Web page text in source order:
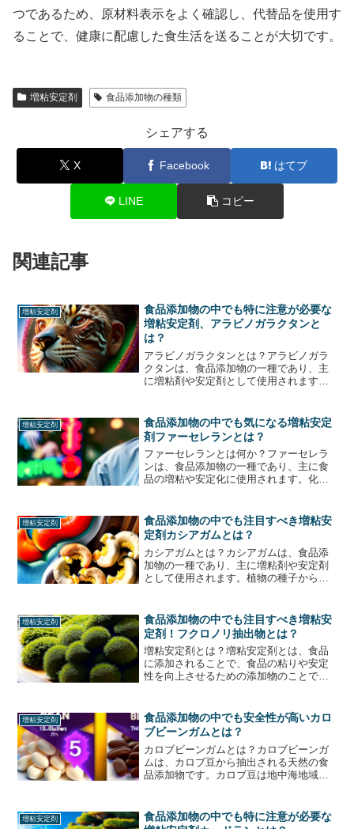
つであるため、原材料表示をよく確認し、代替品を使用す
ることで、健康に配慮した食生活を送ることが大切です。
増粘安定剤 食品添加物の種類
シェアする
X Facebook はてブ
LINE コピー
関連記事
増粘安定剤
食品添加物の中でも特に注意が必要な
増粘安定剤、アラビノガラクタンと
は？
アラビノガラクタンとは？アラビノガラ
クタンは、食品添加物の一種であり、主
に増粘剤や安定剤として使用されます。
や野菜に含まれています。アラビノガラ
クタンは、食品の質感や口...
増粘安定剤
食品添加物の中でも気になる増粘安定
剤ファーセレランとは？
ファーセレランとは何か？ファーセレラ
ンは、食品添加物の一種であり、主に食
品の増粘や安定化に使用されます。化学
物などから抽出されます。しかし、現在
市場で流通しているファー...
増粘安定剤
食品添加物の中でも注目すべき増粘安
定剤カシアガムとは？
カシアガムとは？カシアガムは、食品添
加物の一種であり、主に増粘剤や安定剤
として使用されます。植物の種子から抽
穀物から抽出されます。カシアガムは、
水に溶けやすく、粘性が高く...
増粘安定剤
食品添加物の中でも注目すべき増粘安
定剤！フクロノリ抽出物とは？
増粘安定剤とは？増粘安定剤とは、食品
に添加されることで、食品の粘りや安定
性を向上させるための添加物のことで
ナトリウムやカラギーナンなどの海藻由
来のもの、セルロースやキサ...
増粘安定剤
食品添加物の中でも安全性が高いカロ
ブビーンガムとは？
カロブビーンガムとは？カロブビーンガ
ムは、カロブ豆から抽出される天然の食
品添加物です。カロブ豆は地中海地域原
用されています。カロブビーンガムは、
多くの食品添加物と比較し...
増粘安定剤
食品添加物の中でも特に注意が必要な